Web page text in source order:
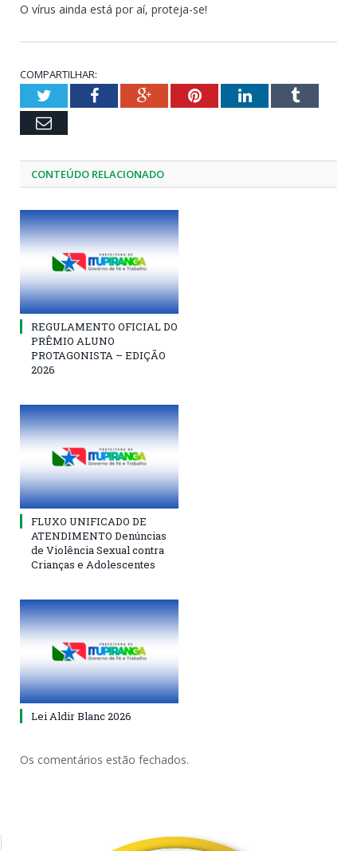
O vírus ainda está por aí, proteja-se!
COMPARTILHAR:
TwitterFacebookGoogle+PinterestLinkedInTumblr
Email
CONTEÚDO RELACIONADO
REGULAMENTO OFICIAL DO
PRÊMIO ALUNO
PROTAGONISTA – EDIÇÃO
2026
FLUXO UNIFICADO DE
ATENDIMENTO Denúncias
de Violência Sexual contra
Crianças e Adolescentes
Lei Aldir Blanc 2026
Os comentários estão fechados.